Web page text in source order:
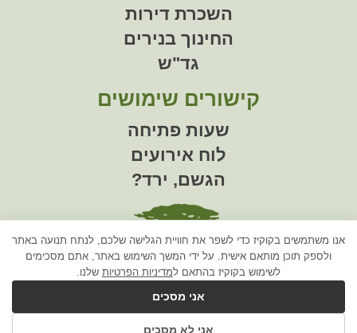
השכרת דירות
החינוך בנירים
גד"ש
קישורים שימושים
שעות פתיחה
לוח אירועים
הגשם, ירד?
מזכירות הקיבוץ
08-998-5411
אנו משתמשים בקוקיז כדי לשפר את חוויית הגלישה שלכם, לנתח תנועה באתר
ולספק תוכן מותאם אישית. על ידי המשך השימוש באתר, אתם מסכימים
לשימוש בקוקיז בהתאם למדיניות הפרטיות שלנו.
אני מסכים
אני לא מסכים